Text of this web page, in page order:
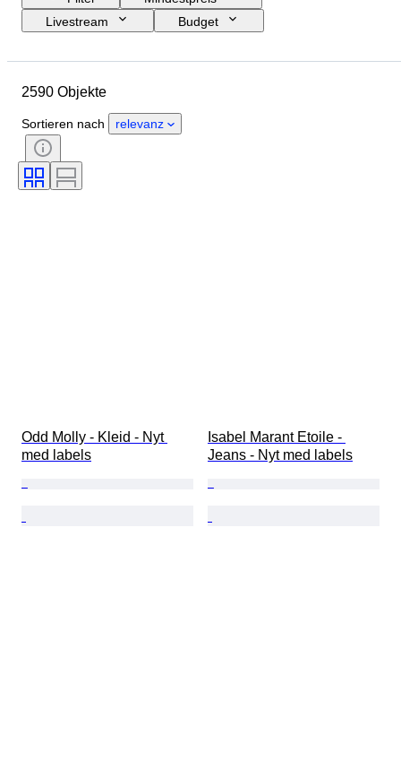
Livestream
Budget
Material
Periode
Farbe
Größe
Angegebene Größe
Muster
2590 Objekte
Sortieren nach relevanz
Odd Molly - Kleid - Nyt
med labels
Isabel Marant Etoile -
Jeans - Nyt med labels